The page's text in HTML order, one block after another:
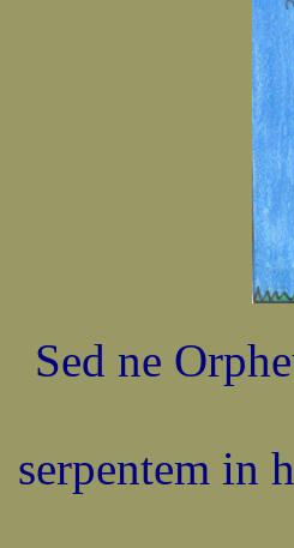
Sed ne
serpentem in